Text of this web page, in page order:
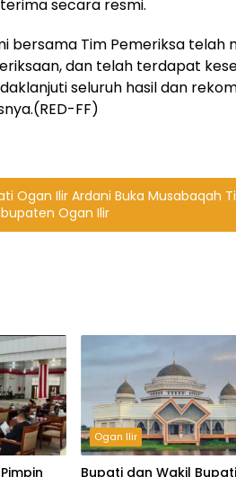
secara resmi.
bersama Tim Pemeriksa
dan telah terdapat
seluruh hasil dan
FF)
Ogan Ilir Ardani Buka Musabaqah
Ogan Ilir
Ogan Ilir
Bupati dan Wakil Bupati